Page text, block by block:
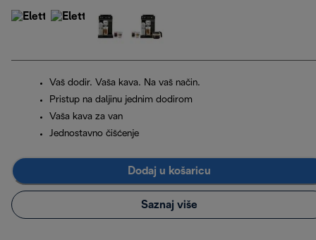
Vaš dodir. Vaša kava. Na vaš način.
Pristup na daljinu jednim dodirom
Vaša kava za van
Jednostavno čišćenje
Dodaj u košaricu
Saznaj više